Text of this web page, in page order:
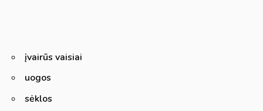
įvairūs vaisiai
uogos
sėklos